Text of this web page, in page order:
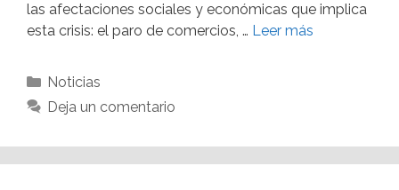
las afectaciones sociales y económicas que implica
esta crisis: el paro de comercios, … Leer más
Noticias
Deja un comentario